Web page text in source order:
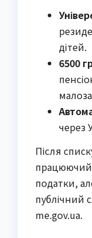
дітей.
6500
через
Після
податки,
публічний
me.gov.ua.